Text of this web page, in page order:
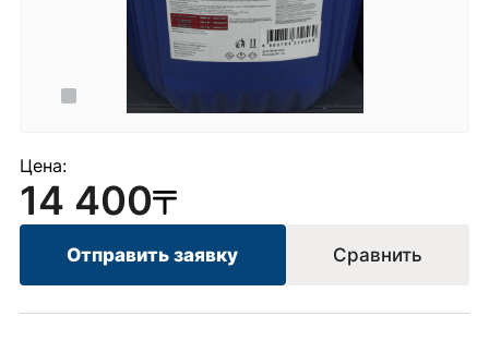
Цена:
14 400
Отправить заявку Сравнить